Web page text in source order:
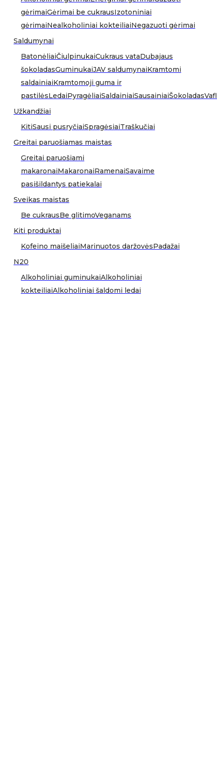
gėrimaiGėrimai be cukrausIzotoniniai
gėrimaiNealkoholiniai kokteiliaiNegazuoti gėrimai
Saldumynai
BatonėliaiČiulpinukaiCukraus vataDubajaus
šokoladasGuminukaiJAV saldumynaiKramtomi
saldainiaiKramtomoji guma ir
pastilėsLedaiPyragėliaiSaldainiaiSausainiaiŠokoladas
Užkandžiai
KitiSausi pusryčiaiSpragėsiaiTraškučiai
Greitai paruošiamas maistas
Greitai paruošiami
makaronaiMakaronaiRamenaiSavaime
pasišildantys patiekalai
Sveikas maistas
Be cukrausBe glitimoVeganams
Kiti produktai
Kofeino maišeliaiMarinuotos daržovėsPadažai
N20
Alkoholiniai guminukaiAlkoholiniai
kokteiliaiAlkoholiniai šaldomi ledai